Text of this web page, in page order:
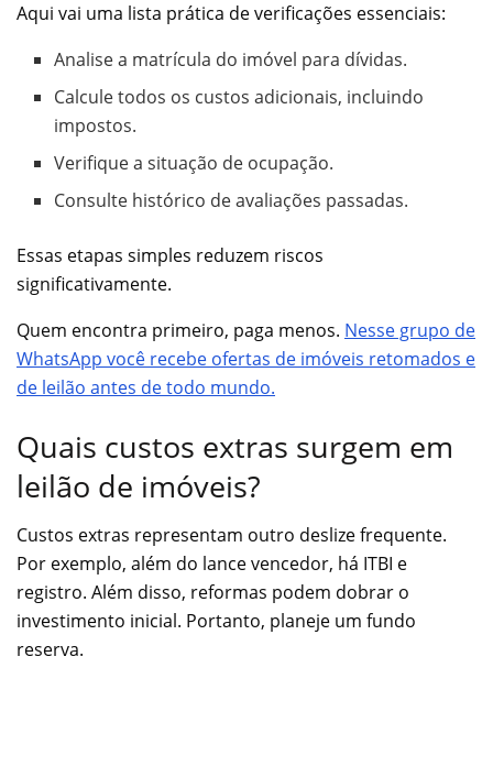
Aqui vai uma lista prática de verificações essenciais:
Analise a matrícula do imóvel para dívidas.
Calcule todos os custos adicionais, incluindo
impostos.
Verifique a situação de ocupação.
Consulte histórico de avaliações passadas.
Essas etapas simples reduzem riscos
significativamente.
Quem encontra primeiro, paga menos. Nesse grupo de
WhatsApp você recebe ofertas de imóveis retomados e
de leilão antes de todo mundo.
Quais custos extras surgem em
leilão de imóveis?
Custos extras representam outro deslize frequente.
Por exemplo, além do lance vencedor, há ITBI e
registro. Além disso, reformas podem dobrar o
investimento inicial. Portanto, planeje um fundo
reserva.